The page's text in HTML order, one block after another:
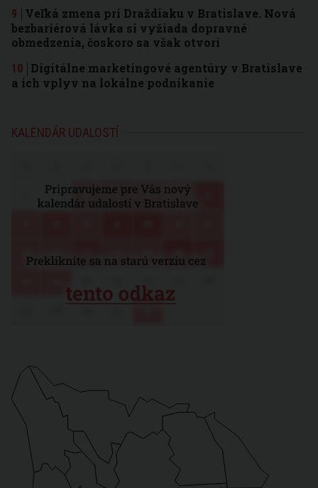
Veľká zmena pri Draždiaku v Bratislave. Nová
bezbariérová lávka si vyžiada dopravné
obmedzenia, čoskoro sa však otvorí
Digitálne marketingové agentúry v Bratislave
a ich vplyv na lokálne podnikanie
KALENDÁR UDALOSTÍ